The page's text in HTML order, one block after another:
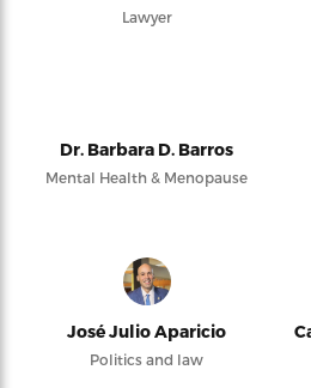
Lawyer
Dr. Barbara D. Barros
Mental Health & Menopause
José Julio Aparicio
Politics and law